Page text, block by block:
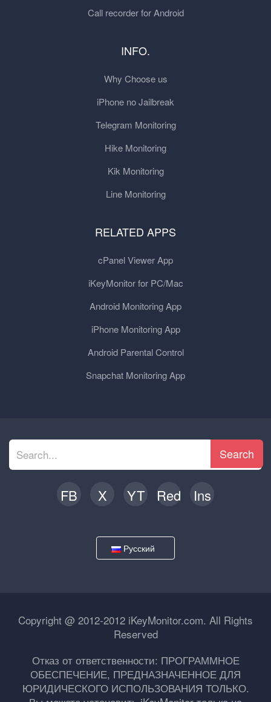
Call recorder for Android
INFO.
Why Choose us
iPhone no Jailbreak
Telegram Monitoring
Hike Monitoring
Kik Monitoring
Line Monitoring
RELATED APPS
cPanel Viewer App
iKeyMonitor for PC/Mac
Android Monitoring App
iPhone Monitoring App
Android Parental Control
Snapchat Monitoring App
Search
FB X YT Red Ins
Русский
Copyright @ 2012-2012 iKeyMonitor.com. All Rights
Reserved
Отказ от ответственности: ПРОГРАММНОЕ
ОБЕСПЕЧЕНИЕ, ПРЕДНАЗНАЧЕННОЕ ДЛЯ
ЮРИДИЧЕСКОГО ИСПОЛЬЗОВАНИЯ ТОЛЬКО.